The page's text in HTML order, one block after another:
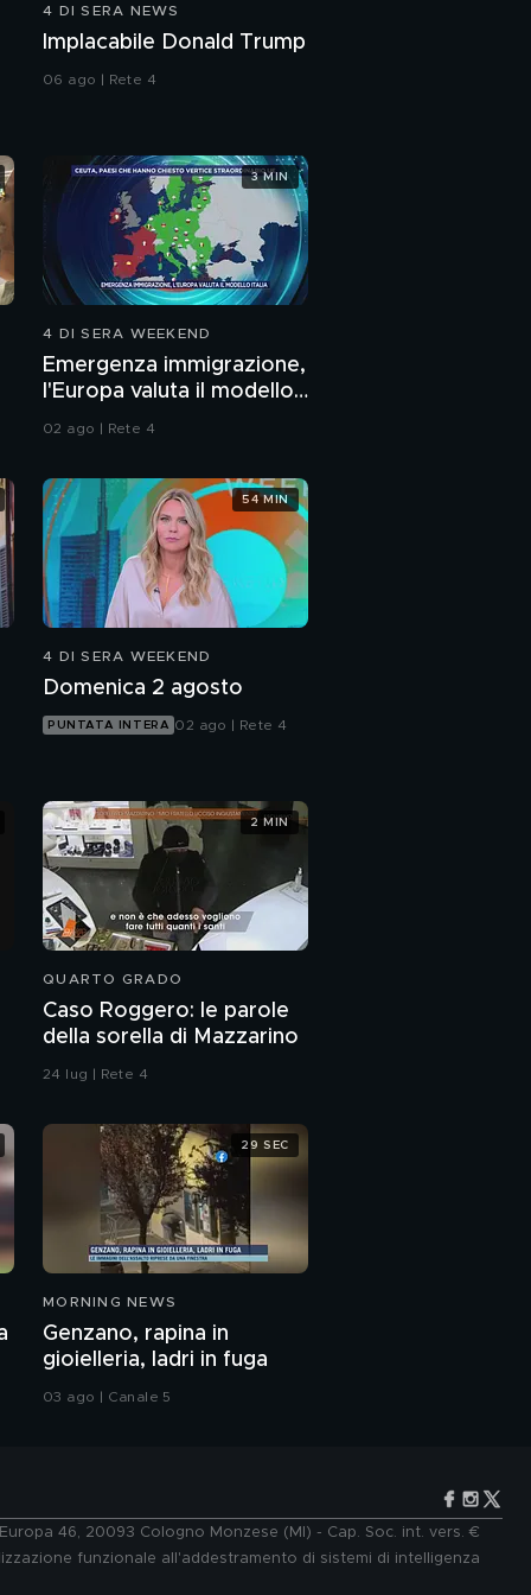
di Natuzza Evolo
Evolo
L'incontro di Pippo
Franco con Natuzza
L'incontro mancato di
Safiria Leccese con
In studio la
beatificazione di Carlo
ricchezza del bene
PROSSIMO VIDEO
Rombo con cipolle
caramellate
4 DI SERA NEWS
Implacabile Donald Trump
06 ago | Rete 4
4 DI SERA WEEKEND
Emergenza immigrazione,
l'Europa valuta il modello
02 ago | Rete 4
3 MIN
4 DI SERA WEEKEND
Domenica 2 agosto
PUNTATA INTERA 02 ago | Rete 4
54 MIN
QUARTO GRADO
Caso Roggero: le parole
della sorella di Mazzarino
24 lug | Rete 4
2 MIN
MORNING NEWS
Genzano, rapina in
gioielleria, ladri in fuga
03 ago | Canale 5
29 SEC
46, 20093 Cologno Monzese (MI) - Cap. Soc. int. vers. €
funzionale all'addestramento di sistemi di intelligenza